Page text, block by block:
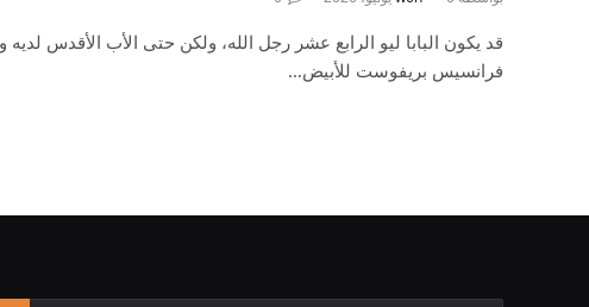
قد يكون البابا ليو الرابع عشر رجل الله، ولكن حتى الأب الأقدس
فرانسيس بريفوست للأبيض…